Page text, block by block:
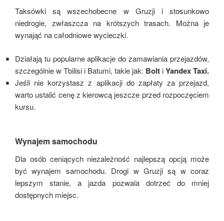
Taksówki są wszechobecne w Gruzji i stosunkowo
niedrogie, zwłaszcza na krótszych trasach. Można je
wynająć na całodniowe wycieczki.
Działają tu popularne aplikacje do zamawiania przejazdów,
szczególnie w Tbilisi i Batumi, takie jak: Bolt iYandex Taxi.
Jeśli nie korzystasz z aplikacji do zapłaty za przejazd,
warto ustalić cenę z kierowcą jeszcze przed rozpoczęciem
kursu.
Wynajem samochodu
Dla osób ceniących niezależność najlepszą opcją może
być wynajem samochodu. Drogi w Gruzji są w coraz
lepszym stanie, a jazda pozwala dotrzeć do mniej
dostępnych miejsc.